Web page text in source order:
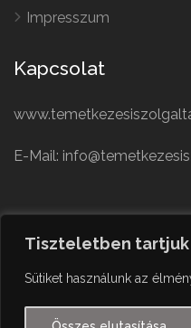
Tiszteletben tartjuk
Sütiket használunk az
Impresszum
Kapcsolat
E-Mail: